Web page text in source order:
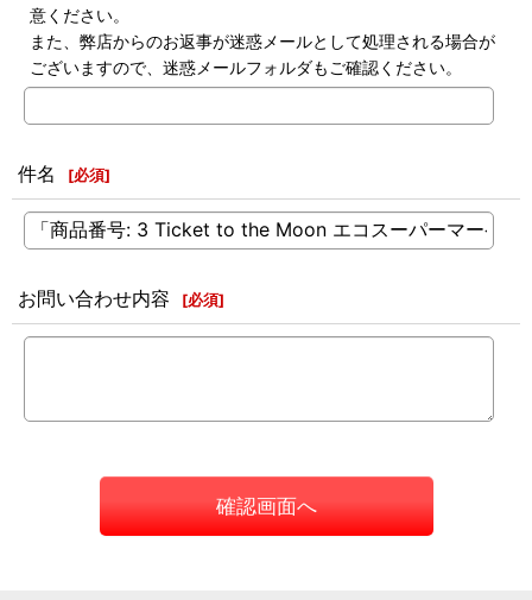
意ください。
また、弊店からのお返事が迷惑メールとして処理される場合が
ございますので、迷惑メールフォルダもご確認ください。
件名 [必須]
お問い合わせ内容 [必須]
確認画面へ